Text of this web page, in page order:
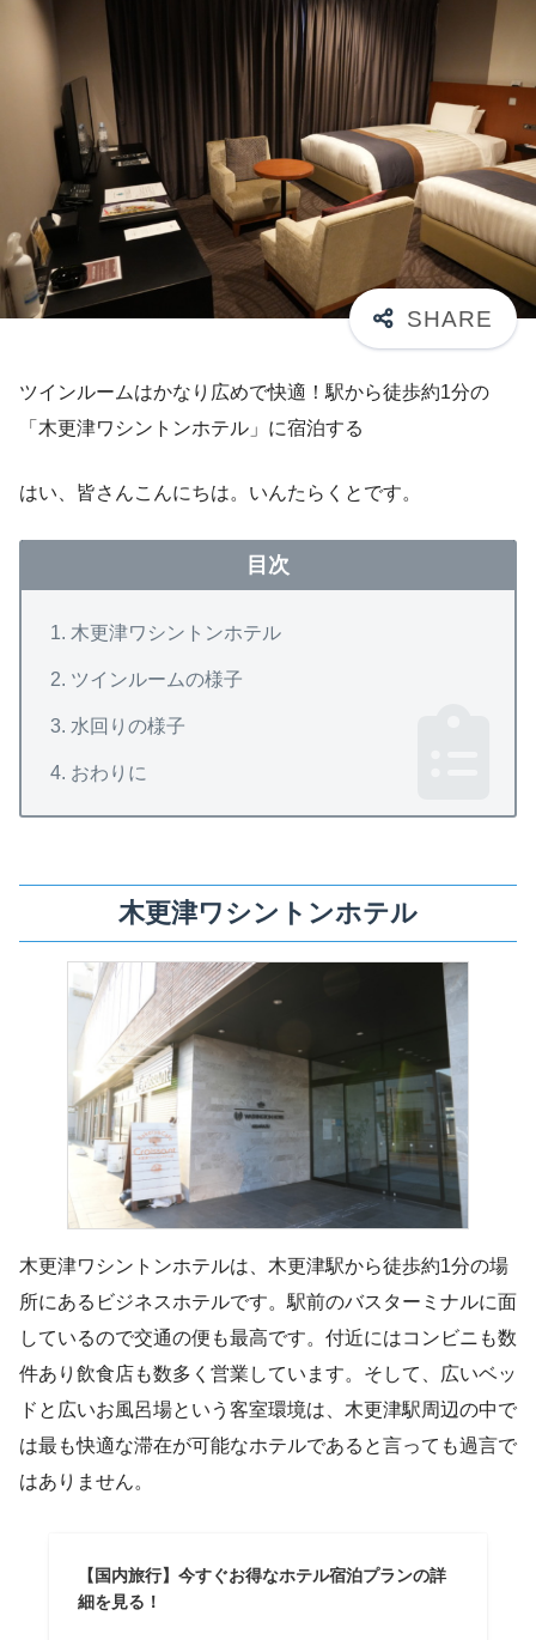
ツインルームはかなり広めで快適！駅から徒歩約1分の
「木更津ワシントンホテル」に宿泊する
はい、皆さんこんにちは。いんたらくとです。
目次
木更津ワシントンホテル
ツインルームの様子
水回りの様子
おわりに
木更津ワシントンホテル
木更津ワシントンホテルは、木更津駅から徒歩約1分の場
所にあるビジネスホテルです。駅前のバスターミナルに面
しているので交通の便も最高です。付近にはコンビニも数
件あり飲食店も数多く営業しています。そして、広いベッ
ドと広いお風呂場という客室環境は、木更津駅周辺の中で
は最も快適な滞在が可能なホテルであると言っても過言で
はありません。
【国内旅行】今すぐお得なホテル宿泊プランの詳
細を見る！